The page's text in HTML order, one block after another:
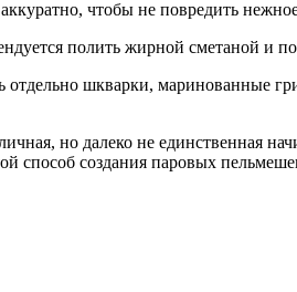
чтобы не повредить
полить жирной сметаной и
шкварки, маринованные
но далеко не единственная
способ создания паровых